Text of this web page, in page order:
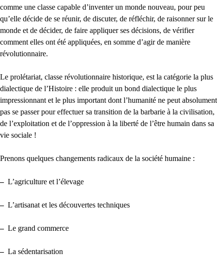
comme une classe capable d’inventer un monde nouveau, pour peu
qu’elle décide de se réunir, de discuter, de réfléchir, de raisonner sur le
monde et de décider, de faire appliquer ses décisions, de vérifier
comment elles ont été appliquées, en somme d’agir de manière
révolutionnaire.
Le prolétariat, classe révolutionnaire historique, est la catégorie la plus
dialectique de l’Histoire : elle produit un bond dialectique le plus
impressionnant et le plus important dont l’humanité ne peut absolument
pas se passer pour effectuer sa transition de la barbarie à la civilisation,
de l’exploitation et de l’oppression à la liberté de l’être humain dans sa
vie sociale !
Prenons quelques changements radicaux de la société humaine :
–L’agriculture et l’élevage
–L’artisanat et les découvertes techniques
–Le grand commerce
–La sédentarisation